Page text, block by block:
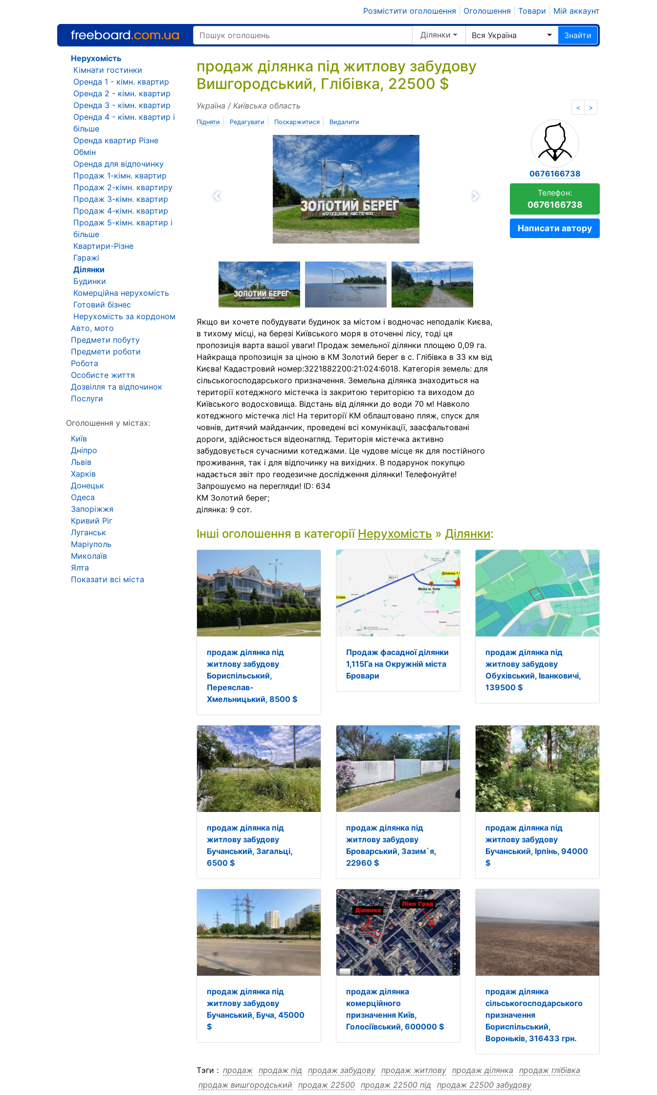
Розмістити оголошення Оголошення Товари Мій аккаунт
Ділянки Вся Україна Знайти
продаж ділянка під житлову забудову
Вишгородський, Глібівка, 22500 $
< >
Україна / Київська область
Підняти Редагувати Поскаржитися Видалити
Назад
Якщо ви хочете побудувати будинок за містом і водночас неподалік Києва,
в тихому місці, на березі Київського моря в оточенні лісу, тоді ця
пропозиція варта вашої уваги! Продаж земельної ділянки площею 0,09 га.
Найкраща пропозиція за ціною в КМ Золотий берег в с. Глібівка в 33 км від
Києва! Кадастровий номер:3221882200:21:024:6018. Категорія земель: для
сільськогосподарського призначення. Земельна ділянка знаходиться на
території котеджного містечка із закритою територією та виходом до
Київського водосховища. Відстань від ділянки до води 70 м! Навколо
котеджного містечка ліс! На території КМ облаштовано пляж, спуск для
човнів, дитячий майданчик, проведені всі комунікації, заасфальтовані
дороги, здійснюється відеонагляд. Територія містечка активно
забудовується сучасними котеджами. Це чудове місце як для постійного
проживання, так і для відпочинку на вихідних. В подарунок покупцю
надається звіт про геодезичне дослідження ділянки! Телефонуйте!
Запрошуємо на перегляди! ID: 634
КМ Золотий берег;
ділянка: 9 сот.
0676166738
Телефон:
0676166738
Написати автору
Інші оголошення в категорії Нерухомість » Ділянки:
продаж ділянка під
житлову забудову
Бориспільський,
Переяслав-
Хмельницький, 8500 $
Продаж фасадної ділянки
1,115Га на Окружній міста
Бровари
продаж ділянка під
житлову забудову
Обухівський, Іванковичі,
139500 $
продаж ділянка під
житлову забудову
Бучанський, Загальці,
6500 $
продаж ділянка під
житлову забудову
Броварський, Зазим`я,
22960 $
продаж ділянка під
житлову забудову
Бучанський, Ірпінь, 94000
$
продаж ділянка під
житлову забудову
Бучанський, Буча, 45000
$
продаж ділянка
комерційного
призначення Київ,
Голосіївський, 600000 $
продаж ділянка
сільськогосподарського
призначення
Бориспільський,
Вороньків, 316433 грн.
Тэги : продаж продаж під продаж забудову продаж житлову продаж ділянка
продаж глібівка
продаж вишгородський
продаж 22500 продаж 22500 під
продаж 22500 забудову
Нерухомість
Кімнати гостинки
Оренда 1 - кімн. квартир
Оренда 2 - кімн. квартир
Оренда 3 - кімн. квартир
Оренда 4 - кімн. квартир і
більше
Оренда квартир Різне
Обмін
Оренда для відпочинку
Продаж 1-кімн. квартир
Продаж 2-кімн. квартиру
Продаж 3-кімн. квартир
Продаж 4-кімн. квартир
Продаж 5-кімн. квартир і
більше
Квартири-Різне
Гаражі
Ділянки
Будинки
Комерційна нерухомість
Готовий бізнес
Нерухомість за кордоном
Авто, мото
Предмети побуту
Предмети роботи
Робота
Особисте життя
Дозвілля та відпочинок
Послуги
Оголошення у містах:
Київ
Дніпро
Львів
Харків
Донецьк
Одеса
Запоріжжя
Кривий Ріг
Луганськ
Маріуполь
Миколаїв
Ялта
Показати всі міста